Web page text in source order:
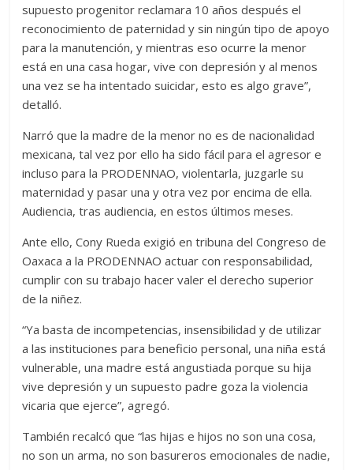
supuesto progenitor reclamara 10 años después el
reconocimiento de paternidad y sin ningún tipo de apoyo
para la manutención, y mientras eso ocurre la menor
está en una casa hogar, vive con depresión y al menos
una vez se ha intentado suicidar, esto es algo grave”,
detalló.
Narró que la madre de la menor no es de nacionalidad
mexicana, tal vez por ello ha sido fácil para el agresor e
incluso para la PRODENNAO, violentarla, juzgarle su
maternidad y pasar una y otra vez por encima de ella.
Audiencia, tras audiencia, en estos últimos meses.
Ante ello, Cony Rueda exigió en tribuna del Congreso de
Oaxaca a la PRODENNAO actuar con responsabilidad,
cumplir con su trabajo hacer valer el derecho superior
de la niñez.
“Ya basta de incompetencias, insensibilidad y de utilizar
a las instituciones para beneficio personal, una niña está
vulnerable, una madre está angustiada porque su hija
vive depresión y un supuesto padre goza la violencia
vicaria que ejerce”, agregó.
También recalcó que “las hijas e hijos no son una cosa,
no son un arma, no son basureros emocionales de nadie,